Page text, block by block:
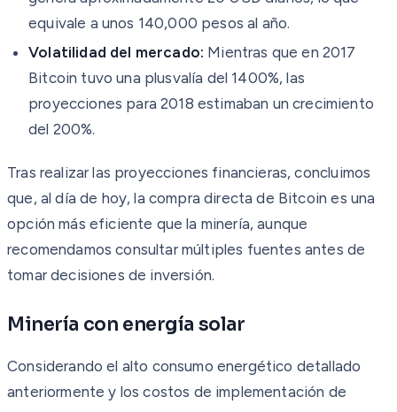
equivale a unos 140,000 pesos al año.
Volatilidad del mercado: Mientras que en 2017
Bitcoin tuvo una plusvalía del 1400%, las
proyecciones para 2018 estimaban un crecimiento
del 200%.
Tras realizar las proyecciones financieras, concluimos
que, al día de hoy, la compra directa de Bitcoin es una
opción más eficiente que la minería, aunque
recomendamos consultar múltiples fuentes antes de
tomar decisiones de inversión.
Minería con energía solar
Considerando el alto consumo energético detallado
anteriormente y los costos de implementación de